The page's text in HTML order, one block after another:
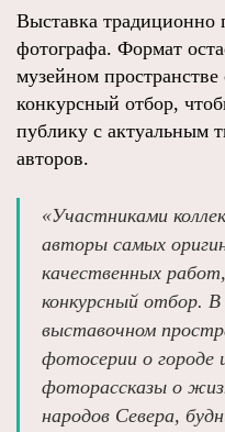
Выставка
фотографа. Формат
музейном
конкурсный отбор,
публику с актуальным
авторов.
«Участниками
авторы самых
качественных
конкурсный отбор. В
выставочном
фотосерии о городе
фоторассказы о
народов Севера,